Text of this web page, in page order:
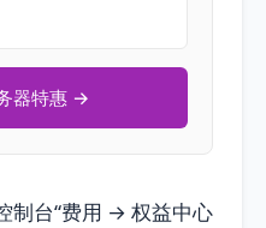
器特惠 →
制台“费用 → 权益中心